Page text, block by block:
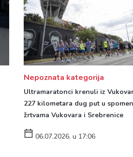
Nepoznata kategorija
Ultramaratonci krenuli iz
227 kilometara dug put u spomen
žrtvama Vukovara i Srebrenice
06.07.2026. u 17:06